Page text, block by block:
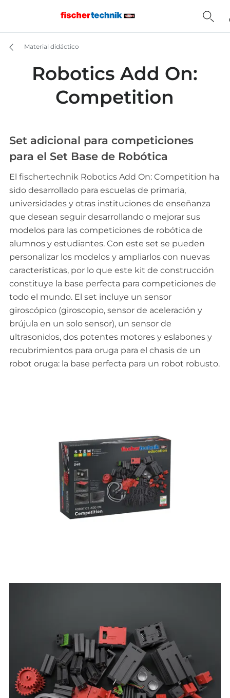
Material didáctico
Robotics Add On:
Competition
Set adicional para competiciones
para el Set Base de Robótica
El fischertechnik Robotics Add On: Competition ha
sido desarrollado para escuelas de primaria,
universidades y otras instituciones de enseñanza
que desean seguir desarrollando o mejorar sus
modelos para las competiciones de robótica de
alumnos y estudiantes. Con este set se pueden
personalizar los modelos y ampliarlos con nuevas
características, por lo que este kit de construcción
constituye la base perfecta para competiciones de
todo el mundo. El set incluye un sensor
giroscópico (giroscopio, sensor de aceleración y
brújula en un solo sensor), un sensor de
ultrasonidos, dos potentes motores y eslabones y
recubrimientos para oruga para el chasis de un
robot oruga: la base perfecta para un robot robusto.